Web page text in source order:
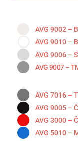
AVG 9002 –
AVG 9010 –
AVG 9006 –
AVG 9007 –
AVG 7016 –
AVG 9005 –
AVG 3000 –
AVG 5010 –